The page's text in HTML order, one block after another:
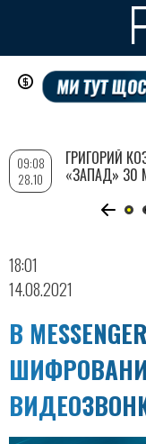
Перейти
содержанию
18:01
14.08.2021
В
09:08
28.10
ГРИГОРИЙ
«ЗАПАД» 30